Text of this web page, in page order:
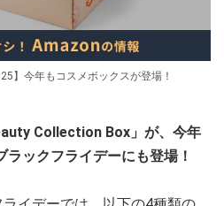
】今年もコスメボックスが登場！
Collection Box」が、今年
ックフライデーにも登場！